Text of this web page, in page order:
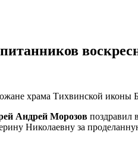
храма Тихвинской иконы
Андрей Морозов поздравил
Николаевну за